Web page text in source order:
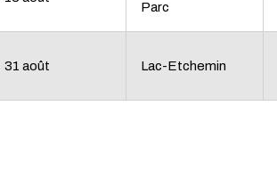
Parc
31 août Lac-Etchemin